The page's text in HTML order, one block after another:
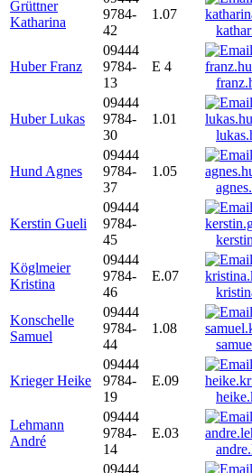
Grüttner
Katharina
9784-
42
1.07
Huber Franz
09444
9784-
13
E 4
Huber Lukas
09444
9784-
30
1.01
Hund Agnes
09444
9784-
37
1.05
Kerstin Gueli
09444
9784-
45
Köglmeier
Kristina
09444
9784-
46
E.07
Konschelle
Samuel
09444
9784-
44
1.08
Krieger Heike
09444
9784-
19
E.09
Lehmann
André
09444
9784-
14
E.03
09444